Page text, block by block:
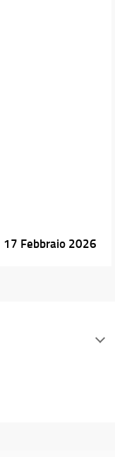
17 Febbraio 2026